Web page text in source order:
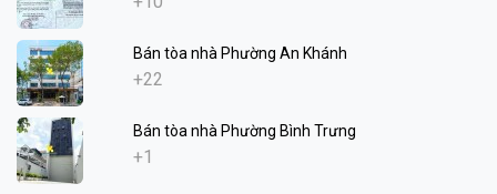
Bán tòa nhà Phường An Khánh
+22
Bán tòa nhà Phường Bình Trưng
+1